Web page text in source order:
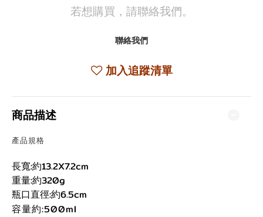
若想購買，請聯絡我們。
聯絡我們
加入追蹤清單
商品描述
產品規格
長寬:約13.2X7.2cm
重量:約320g
瓶口直徑:約6.5cm
容量約:500ml